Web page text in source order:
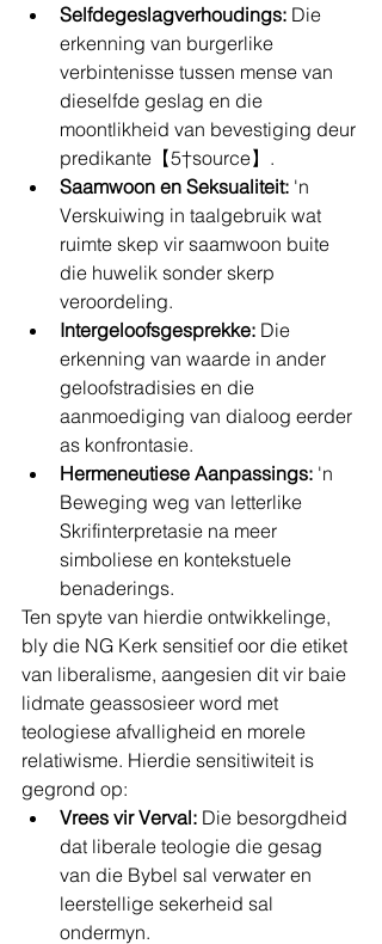
Selfdegeslagverhoudings: Die
erkenning van burgerlike
verbintenisse tussen mense van
dieselfde geslag en die
moontlikheid van bevestiging deur
predikante【5†source】.
Saamwoon en Seksualiteit: 'n
Verskuiwing in taalgebruik wat
ruimte skep vir saamwoon buite
die huwelik sonder skerp
veroordeling.
Intergeloofsgesprekke: Die
erkenning van waarde in ander
geloofstradisies en die
aanmoediging van dialoog eerder
as konfrontasie.
Hermeneutiese Aanpassings: 'n
Beweging weg van letterlike
Skrifinterpretasie na meer
simboliese en kontekstuele
benaderings.
Ten spyte van hierdie ontwikkelinge,
bly die NG Kerk sensitief oor die etiket
van liberalisme, aangesien dit vir baie
lidmate geassosieer word met
teologiese afvalligheid en morele
relatiwisme. Hierdie sensitiwiteit is
gegrond op:
Vrees vir Verval: Die besorgdheid
dat liberale teologie die gesag
van die Bybel sal verwater en
leerstellige sekerheid sal
ondermyn.